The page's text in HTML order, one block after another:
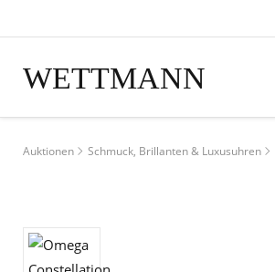
WETTMANN
Auktionen Schmuck, Brillanten & Luxusuhren